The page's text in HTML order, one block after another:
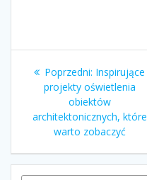
Nawigacja
wpisu
Poprzedni: Poprzedni
wpis:
Inspirujące
projekty oświetlenia
obiektów
architektonicznych, które
warto zobaczyć